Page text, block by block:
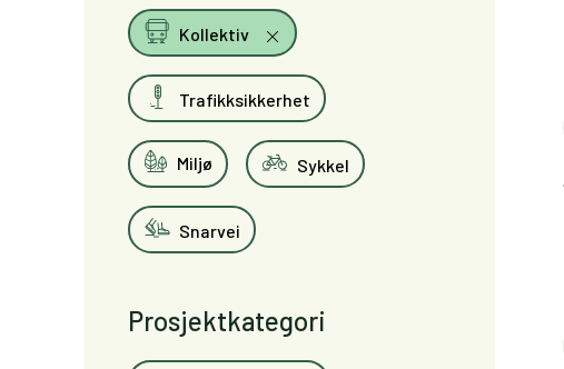
Kollektiv
Trafikksikkerhet
Miljø Sykkel
Snarvei
Prosjektkategori